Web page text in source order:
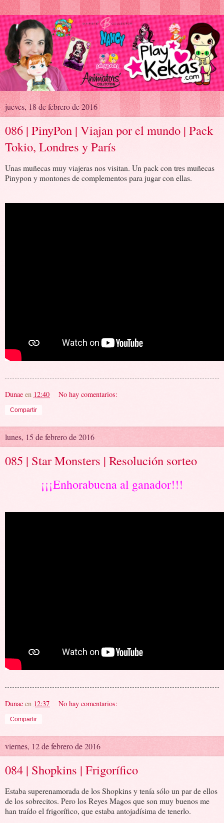
jueves, 18 de febrero de 2016
086 | PinyPon | Viajan por el mundo | Pack
Tokio, Londres y París
Unas muñecas muy viajeras nos visitan. Un pack con tres muñecas
Pinypon y montones de complementos para jugar con ellas.
Dunae en 12:40 No hay comentarios:
Compartir
lunes, 15 de febrero de 2016
085 | Star Monsters | Resolución sorteo
¡¡¡Enhorabuena al ganador!!!
Dunae en 12:37 No hay comentarios:
Compartir
viernes, 12 de febrero de 2016
084 | Shopkins | Frigorífico
Estaba superenamorada de los Shopkins y tenía sólo un par de ellos
de los sobrecitos. Pero los Reyes Magos que son muy buenos me
han traído el frigorífico, que estaba antojadísima de tenerlo.